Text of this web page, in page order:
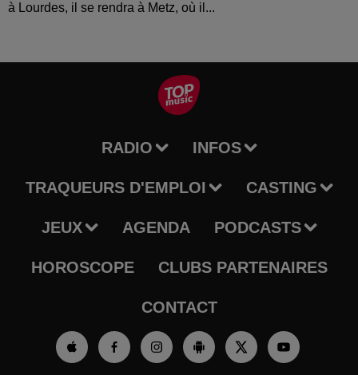
à Lourdes, il se rendra à Metz, où il...
RADIO INFOS
TRAQUEURS D'EMPLOI CASTING
JEUX AGENDA PODCASTS
HOROSCOPE CLUBS PARTENAIRES
CONTACT